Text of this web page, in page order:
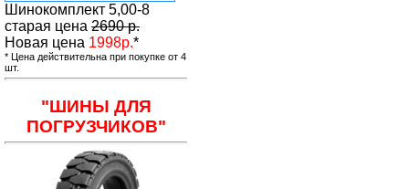
Шинокомплект 5,00-8
старая цена 2690 р.
Новая цена 1998р.*
* Цена действительна при покупке от 4
шт.
"ШИНЫ ДЛЯ
ПОГРУЗЧИКОВ"